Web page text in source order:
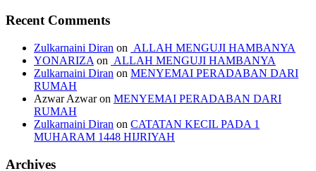
Recent Comments
Zulkarnaini Diran on ALLAH MENGUJI HAMBANYA
YONARIZA on ALLAH MENGUJI HAMBANYA
Zulkarnaini Diran on MENYEMAI PERADABAN DARI
RUMAH
Azwar Azwaron MENYEMAI PERADABAN DARI
RUMAH
Zulkarnaini Diran on CATATAN KECIL PADA 1
MUHARAM 1448 HIJRIYAH
Archives